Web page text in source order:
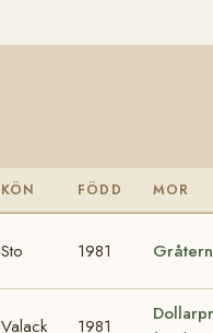
KÖN FÖDD MOR
Sto 1981
Valack 1981